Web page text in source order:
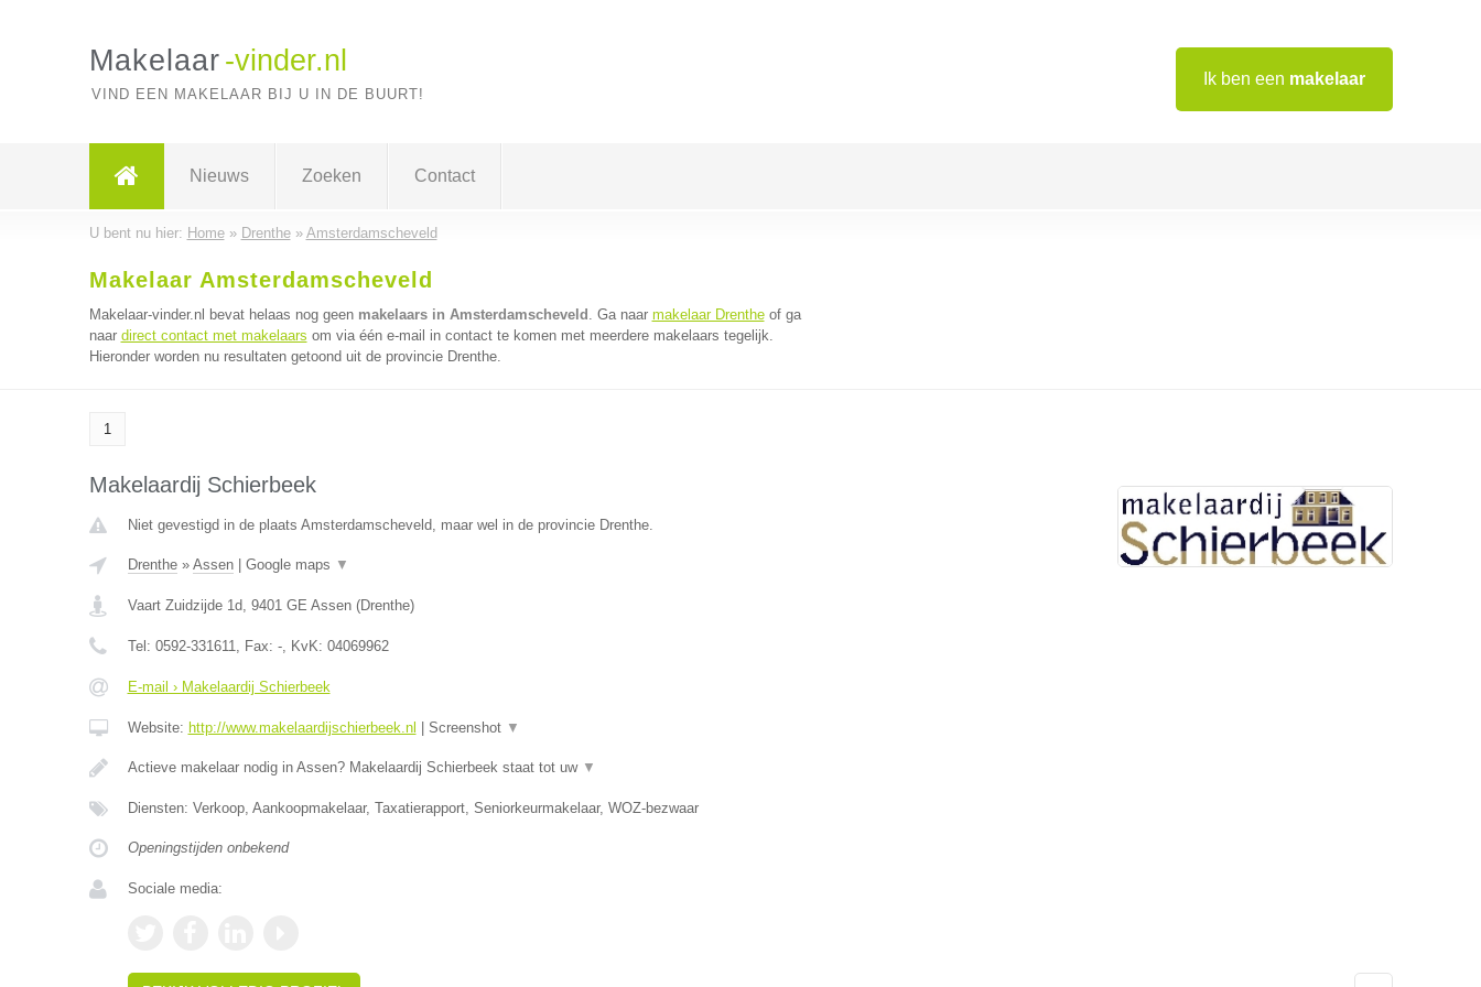
Ik ben een makelaar
Makelaar -vinder.nl
VIND EEN MAKELAAR BIJ U IN DE BUURT!
Nieuws Zoeken Contact
U bent nu hier: Home» Drenthe» Amsterdamscheveld
Makelaar Amsterdamscheveld
Makelaar-vinder.nl bevat helaas nog geen makelaars in Amsterdamscheveld . Ga naar makelaar Drentheof ga
naar direct contact met makelaars om via één e-mail in contact te komen met meerdere makelaars tegelijk.
Hieronder worden nu resultaten getoond uit de provincie Drenthe.
1
Makelaardij Schierbeek
Niet gevestigd in de plaats Amsterdamscheveld, maar wel in de provincie Drenthe.
Drenthe» Assen| Google maps ▼
Vaart Zuidzijde 1d, 9401 GE Assen(Drenthe)
Tel: 0592-331611, Fax: -, KvK: 04069962
E-mail › Makelaardij Schierbeek
Website: http://www.makelaardijschierbeek.nl Screenshot ▼
Actieve makelaar nodig in Assen? Makelaardij Schierbeek staat tot uw ▼
Diensten: Verkoop, Aankoopmakelaar, Taxatierapport, Seniorkeurmakelaar, WOZ-bezwaar
Openingstijden onbekend
Sociale media: